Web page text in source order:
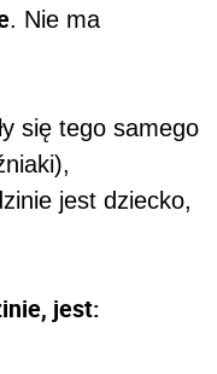
. Nie ma
się tego samego
jest dziecko,
jest: